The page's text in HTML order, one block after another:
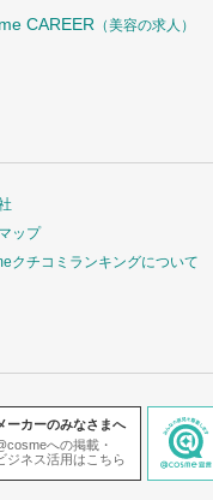
CAREER （美容の求人）
ップ
クチコミランキングについて
ーカーのみなさまへ
への掲載・
ジネス活用はこちら